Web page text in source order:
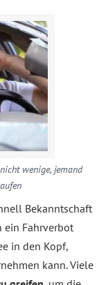
wenige, jemand
Bekanntschaft
ein Fahrverbot
in den Kopf,
kann. Viele